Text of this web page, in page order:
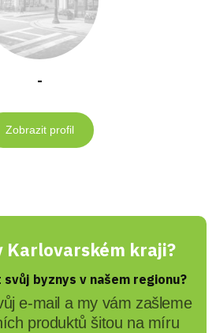
-
Zobrazit profil
Karlovarském kraji?
byznys v našem regionu?
e-mail a my vám zašleme
produktů šitou na míru